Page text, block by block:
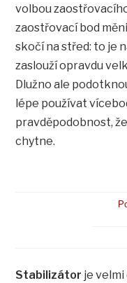
volbou
zaostřovací bod
skočí na střed: to je
zaslouží opravdu
Dlužno ale
lépe používat
pravděpodobnost,
chytne.
Stabilizátor je velmi